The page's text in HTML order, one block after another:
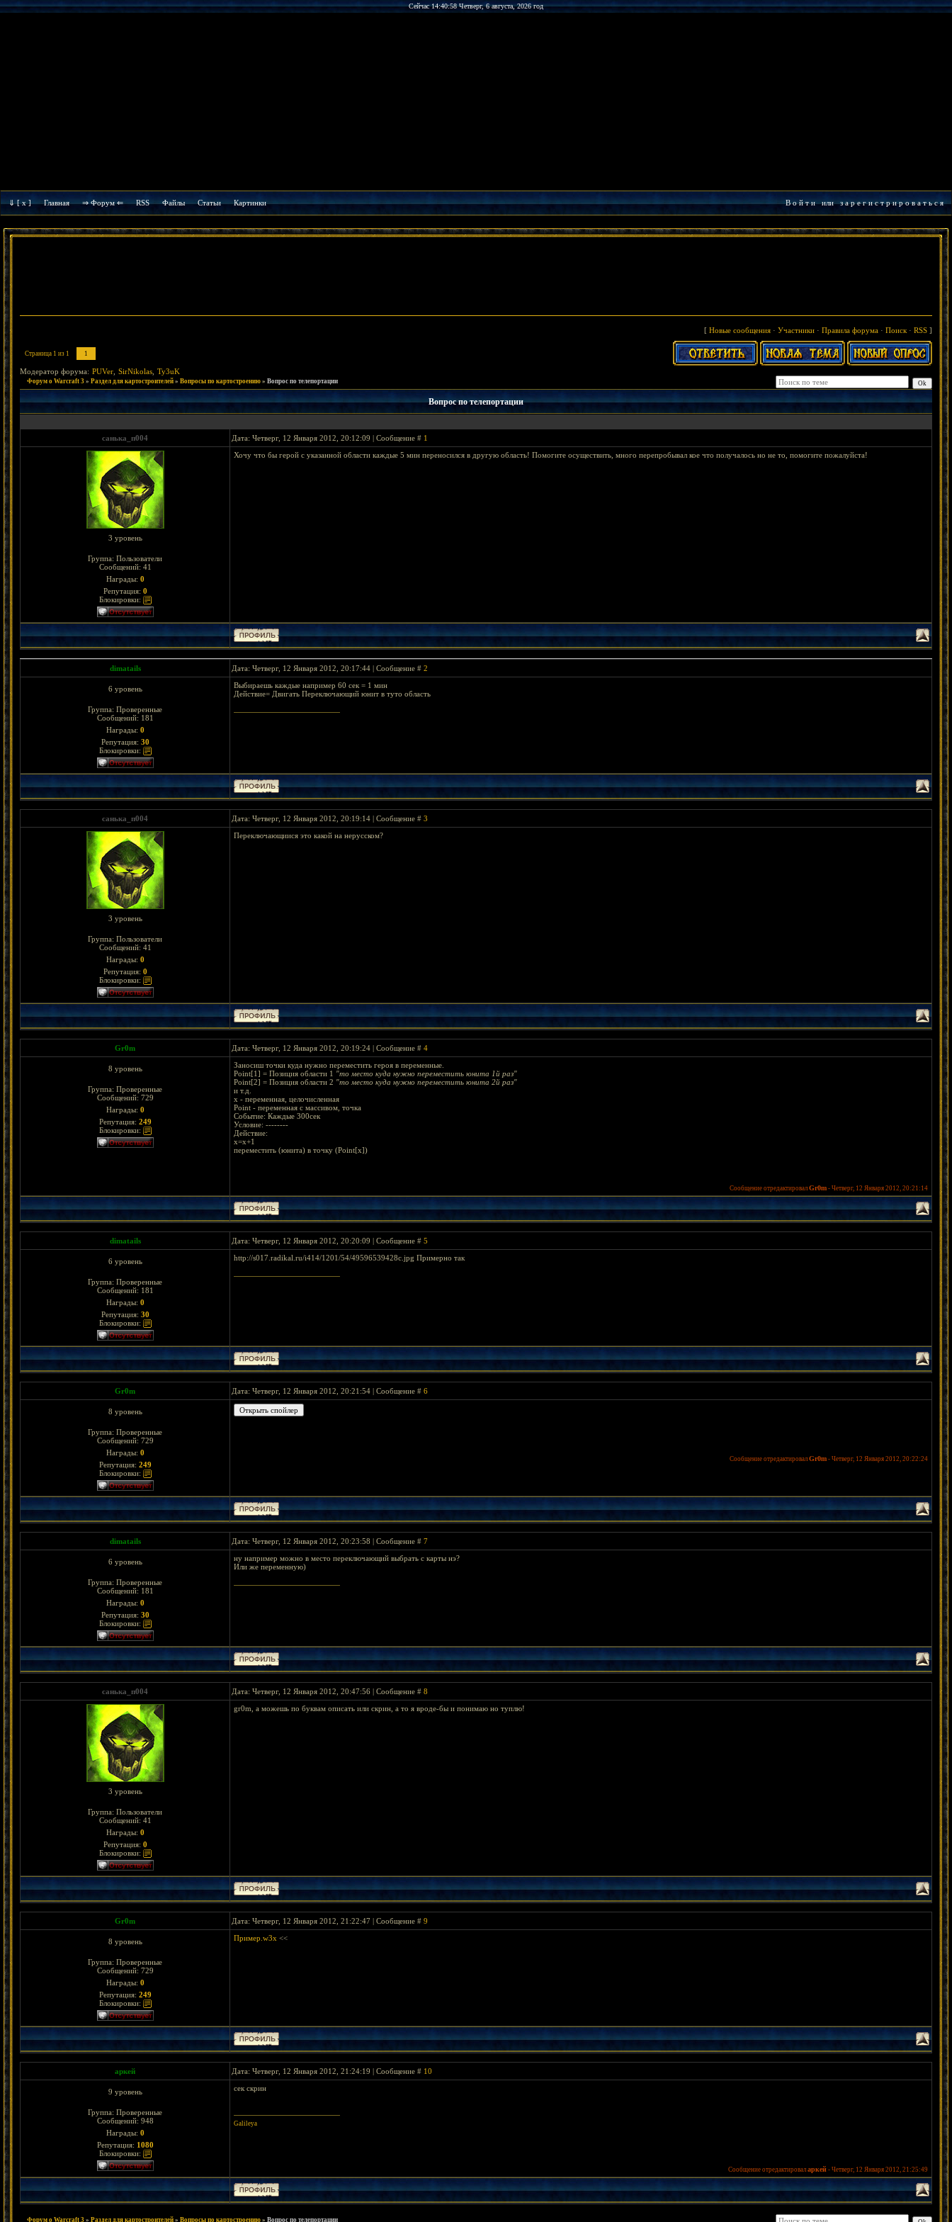
Сейчас 14:40:58 Четверг, 6 августа, 2026 год
⇓ [ x ] Главная ⇒ Форум ⇐ RSS Файлы Cтатьи Картинки В о й т иилиз а р е г и с т р и р о в а т ь с я
[ Новые сообщения · Участники · Правила форума · Поиск · RSS ]
Страница 1 из 1 1
Модератор форума: PUVer SirNikolas Ty3uK
Форум о Warcraft 3 » Раздел для картостроителей » Вопросы по картостроению » Вопрос по телепортации
Вопрос по телепортации
санька_п004 Дата: Четверг, 12 Января 2012, 20:12:09 | Сообщение # 1
3 уровень
Группа: Пользователи
Сообщений: 41
Награды: 0
Репутация: 0
Блокировки:
Хочу что бы герой с указанной области каждые 5 мин переносился в другую область! Помогите осуществить, много перепробывал кое что получалось но не то, помогите пожалуйста!
dimatails Дата: Четверг, 12 Января 2012, 20:17:44 | Сообщение # 2
6 уровень
Группа: Проверенные
Сообщений: 181
Награды: 0
Репутация: 30
Блокировки:
Выбираешь каждые например 60 сек = 1 мин
Действие= Двигать Переключающий юнит в туто область
санька_п004 Дата: Четверг, 12 Января 2012, 20:19:14 | Сообщение # 3
3 уровень
Группа: Пользователи
Сообщений: 41
Награды: 0
Репутация: 0
Блокировки:
Переключающиися это какой на нерусском?
Gr0m Дата: Четверг, 12 Января 2012, 20:19:24 | Сообщение # 4
8 уровень
Группа: Проверенные
Сообщений: 729
Награды: 0
Репутация: 249
Блокировки:
Заносиш точки куда нужно переместить героя в переменные.
Point[1] = Позиция области 1 "то место куда нужно переместить юнита 1й раз"
Point[2] = Позиция области 2 "то место куда нужно переместить юнита 2й раз"
и т.д.
x - переменная, целочисленная
Point - переменная с массивом, точка
Событие: Каждые 300сек
Условие: --------
Действие:
x=x+1
переместить (юнита) в точку (Point[x])
Сообщение отредактировал Gr0m - Четверг, 12 Января 2012, 20:21:14
dimatails Дата: Четверг, 12 Января 2012, 20:20:09 | Сообщение # 5
6 уровень
Группа: Проверенные
Сообщений: 181
Награды: 0
Репутация: 30
Блокировки:
http://s017.radikal.ru/i414/1201/54/49596539428c.jpg Примерно так
Gr0m Дата: Четверг, 12 Января 2012, 20:21:54 | Сообщение # 6
8 уровень
Группа: Проверенные
Сообщений: 729
Награды: 0
Репутация: 249
Блокировки:
Сообщение отредактировал Gr0m - Четверг, 12 Января 2012, 20:22:24
dimatails Дата: Четверг, 12 Января 2012, 20:23:58 | Сообщение # 7
6 уровень
Группа: Проверенные
Сообщений: 181
Награды: 0
Репутация: 30
Блокировки:
ну например можно в место переключающий выбрать с карты нэ?
Или же переменную)
санька_п004 Дата: Четверг, 12 Января 2012, 20:47:56 | Сообщение # 8
3 уровень
Группа: Пользователи
Сообщений: 41
Награды: 0
Репутация: 0
Блокировки:
gr0m, а можешь по буквам описать или скрин, а то я вроде-бы и понимаю но туплю!
Gr0m Дата: Четверг, 12 Января 2012, 21:22:47 | Сообщение # 9
8 уровень
Группа: Проверенные
Сообщений: 729
Награды: 0
Репутация: 249
Блокировки:
Пример.w3x <<
аркей Дата: Четверг, 12 Января 2012, 21:24:19 | Сообщение # 10
9 уровень
Группа: Проверенные
Сообщений: 948
Награды: 0
Репутация: 1080
Блокировки:
сек скрин
Galileya
Сообщение отредактировал аркей - Четверг, 12 Января 2012, 21:25:49
Форум о Warcraft 3 » Раздел для картостроителей » Вопросы по картостроению » Вопрос по телепортации